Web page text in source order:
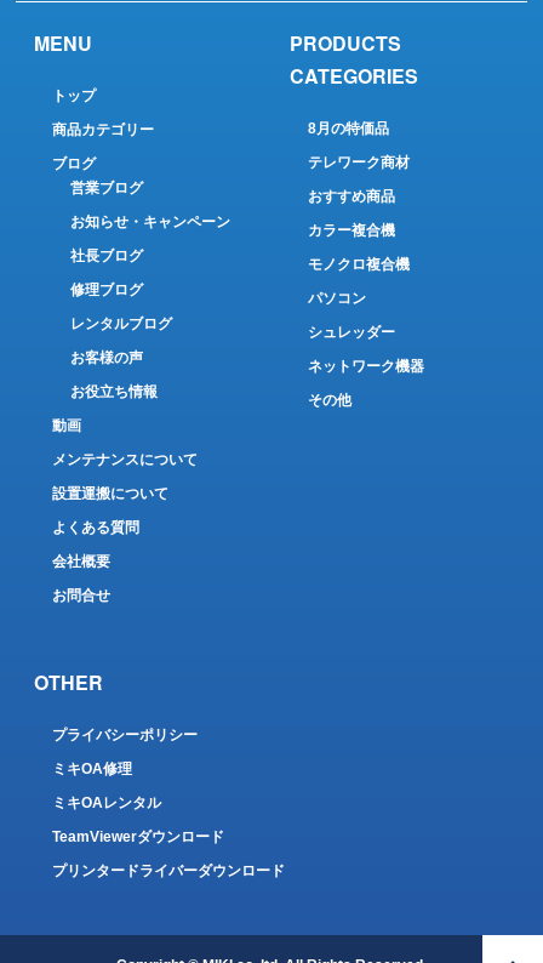
MENU
トップ
商品カテゴリー
ブログ
営業ブログ
お知らせ・キャンペーン
社長ブログ
修理ブログ
レンタルブログ
お客様の声
お役立ち情報
動画
メンテナンスについて
設置運搬について
よくある質問
会社概要
お問合せ
PRODUCTS
CATEGORIES
8月の特価品
テレワーク商材
おすすめ商品
カラー複合機
モノクロ複合機
パソコン
シュレッダー
ネットワーク機器
その他
OTHER
プライバシーポリシー
ミキOA修理
ミキOAレンタル
TeamViewerダウンロード
プリンタードライバーダウンロード